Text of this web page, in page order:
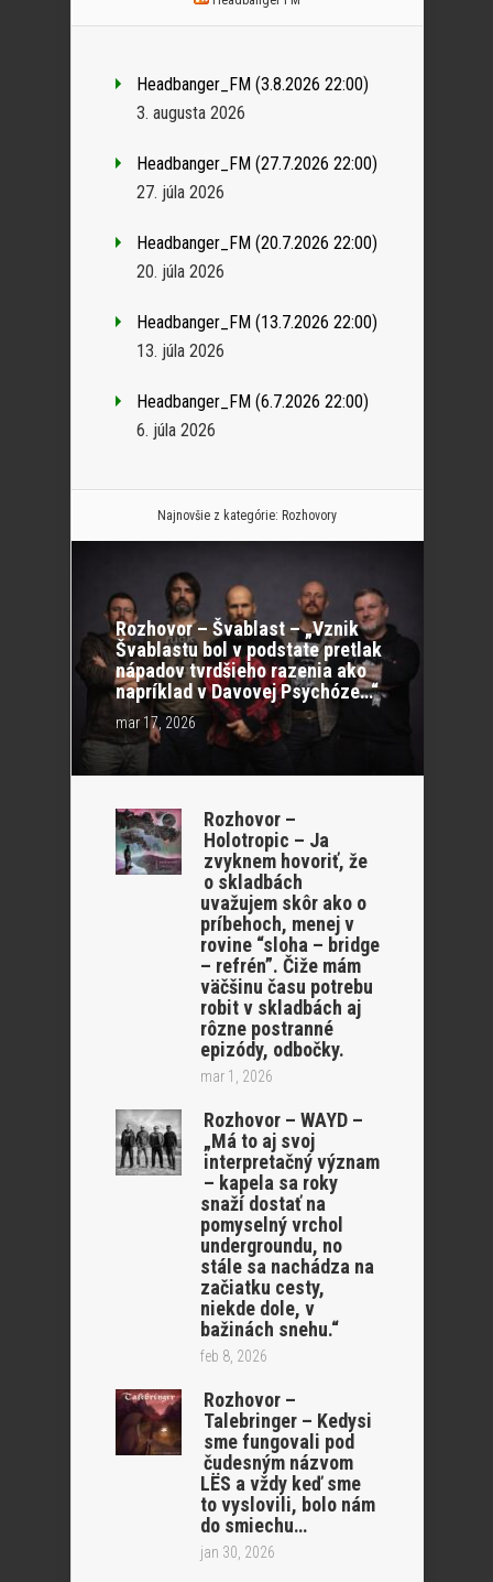
Headbanger_FM (3.8.2026 22:00)
3. augusta 2026
Headbanger_FM (27.7.2026 22:00)
27. júla 2026
Headbanger_FM (20.7.2026 22:00)
20. júla 2026
Headbanger_FM (13.7.2026 22:00)
13. júla 2026
Headbanger_FM (6.7.2026 22:00)
6. júla 2026
Najnovšie z kategórie: Rozhovory
Rozhovor – Švablast – „Vznik
Švablastu bol v podstate pretlak
nápadov tvrdšieho razenia ako
napríklad v Davovej Psychóze…“
mar 17, 2026
Rozhovor –
Holotropic – Ja
zvyknem hovoriť, že
o skladbách
uvažujem skôr ako o
príbehoch, menej v
rovine “sloha – bridge
– refrén”. Čiže mám
väčšinu času potrebu
robit v skladbách aj
rôzne postranné
epizódy, odbočky.
mar 1, 2026
Rozhovor – WAYD –
„Má to aj svoj
interpretačný význam
– kapela sa roky
snaží dostať na
pomyselný vrchol
undergroundu, no
stále sa nachádza na
začiatku cesty,
niekde dole, v
bažinách snehu.“
feb 8, 2026
Rozhovor –
Talebringer – Kedysi
sme fungovali pod
čudesným názvom
LËS a vždy keď sme
to vyslovili, bolo nám
do smiechu…
jan 30, 2026